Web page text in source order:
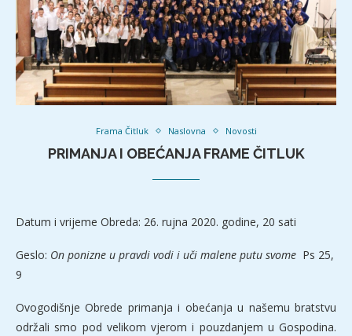
Frama Čitluk Naslovna Novosti
PRIMANJA I OBEĆANJA FRAME ČITLUK
Datum i vrijeme Obreda: 26. rujna 2020. godine, 20 sati
Geslo: On ponizne u pravdi vodi i uči malene putu svome Ps 25,
9
Ovogodišnje Obrede primanja i obećanja u našemu bratstvu
održali smo pod velikom vjerom i pouzdanjem u Gospodina.